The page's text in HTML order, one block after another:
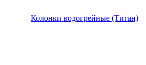
Колонки водогрейные (Титан)